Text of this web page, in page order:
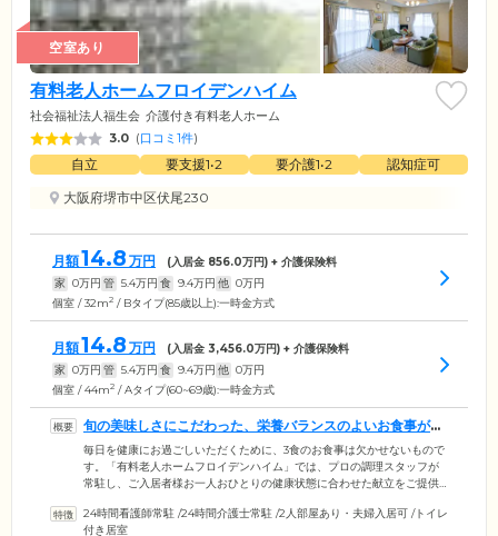
空室あり
有料老人ホームフロイデンハイム
社会福祉法人福生会 介護付き有料老人ホーム
3.0 (口コミ1件)
自立 要支援1•2 要介護1•2
認知症可
大阪府堺市中区伏尾230
月額14.8 万円 (入居金 856.0万円) + 介護保険料
家 0万円 管 5.4万円 食 9.4万円 他 0万円
個室 / 32m2 / Bタイプ(85歳以上):一時金方式
月額14.8 万円 (入居金 3,456.0万円) + 介護保険料
家 0万円 管 5.4万円 食 9.4万円 他 0万円
個室 / 44m2 / Aタイプ(60~69歳):一時金方式
旬の美味しさにこだわった、栄養バランスのよいお食事が自
慢です
毎日を健康にお過ごしいただくために、3食のお食事は欠かせないもので
す。「有料老人ホームフロイデンハイム」では、プロの調理スタッフが
常駐し、ご入居者様お一人おひとりの健康状態に合わせた献立をご提供
ど、季節の食材にこだわった「旬の美味しさ」が魅力です。また、調理
24時間看護師常駐 /24時間介護士常駐 /2人部屋あり・夫婦入居可 /トイレ
付き居室